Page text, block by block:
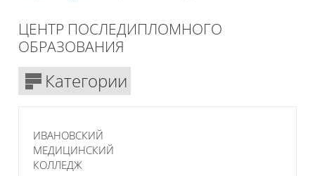
ЦЕНТР ПОСЛЕДИПЛОМНОГО
ОБРАЗОВАНИЯ
БлокиКатегории
ИВАНОВСКИЙ
МЕДИЦИНСКИЙ
КОЛЛЕДЖ